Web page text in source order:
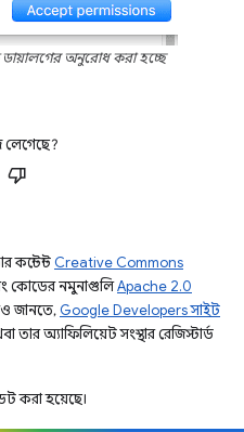
অনুরোধ করা হচ্ছে
লেগেছে?
কন্টেন্ট Creative Commons
কোডের নমুনাগুলিApache 2.0
জানতে, Google Developers সাইট
অ্যাফিলিয়েট সংস্থার রেজিস্টার্ড
করা হয়েছে।